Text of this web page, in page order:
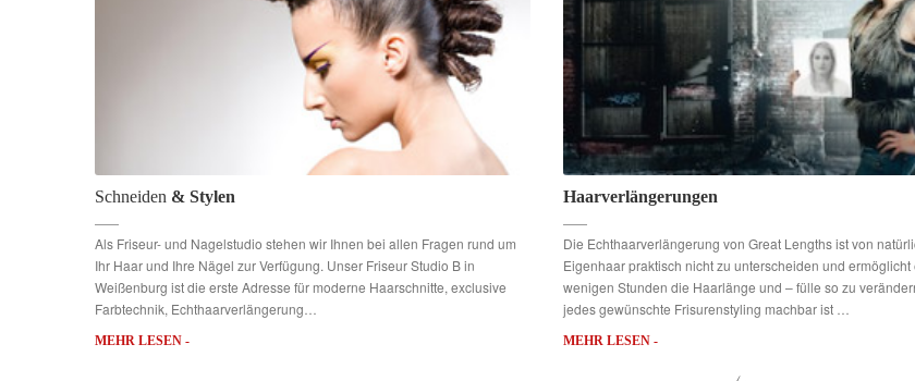
Schneiden & Stylen
Als Friseur- und Nagelstudio stehen wir Ihnen bei allen Fragen rund um
Ihr Haar und Ihre Nägel zur Verfügung. Unser Friseur Studio B in
Weißenburg ist die erste Adresse für moderne Haarschnitte, exclusive
Farbtechnik, Echthaarverlängerung…
MEHR LESEN -
Haarverlängerungen
Die Echthaarverlängerung von Great Lengths ist von
Eigenhaar praktisch nicht zu unterscheiden und ermöglicht
wenigen Stunden die Haarlänge und – fülle so zu
jedes gewünschte Frisurenstyling machbar ist …
MEHR LESEN -